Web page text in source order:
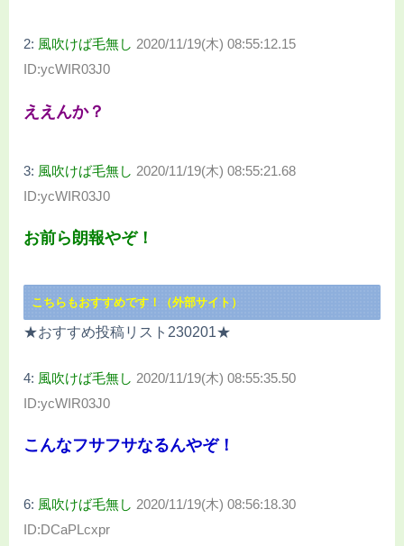
2: 風吹けば毛無し 2020/11/19(木) 08:55:12.15
ID:ycWIR03J0
ええんか？
3: 風吹けば毛無し 2020/11/19(木) 08:55:21.68
ID:ycWIR03J0
お前ら朗報やぞ！
こちらもおすすめです！（外部サイト）
★おすすめ投稿リスト230201★
4: 風吹けば毛無し 2020/11/19(木) 08:55:35.50
ID:ycWIR03J0
こんなフサフサなるんやぞ！
6: 風吹けば毛無し 2020/11/19(木) 08:56:18.30
ID:DCaPLcxpr